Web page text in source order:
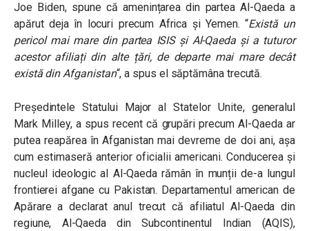
Joe Biden, spune că amenințarea din partea Al-Qaeda a
apărut deja în locuri precum Africa și Yemen. “Există un
pericol mai mare din partea ISIS și Al-Qaeda și a tuturor
acestor afiliați din alte țări, de departe mai mare decât
există din Afganistan“, a spus el săptămâna trecută.
Președintele Statului Major al Statelor Unite, generalul
Mark Milley, a spus recent că grupări precum Al-Qaeda ar
putea reapărea în Afganistan mai devreme de doi ani, așa
cum estimaseră anterior oficialii americani. Conducerea și
nucleul ideologic al Al-Qaeda rămân în munții de-a lungul
frontierei afgane cu Pakistan. Departamentul american de
Apărare a declarat anul trecut că afiliatul Al-Qaeda din
regiune, Al-Qaeda din Subcontinentul Indian (AQIS),